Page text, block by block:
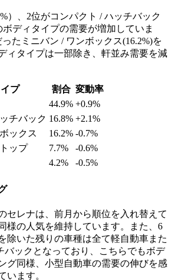
）、2位がコンパクト / ハッチバック
ボディタイプの需要が増加していま
たミニバン / ワンボックス(16.2%)を
ィタイプは一部除き、軒並み需要を減
プ 割合 変動率
44.9% +0.9%
チバック 16.8% +2.1%
ックス 16.2% -0.7%
ップ 7.7%
-0.6%
4.2% -0.5%
セレナは、前月から順位を入れ替えて
様の人気を維持しています。また、6
除いた残りの車種は全て軽自動車また
バックとなっており、こちらでもボデ
グ同様、小型自動車の需要の伸びを感
います。